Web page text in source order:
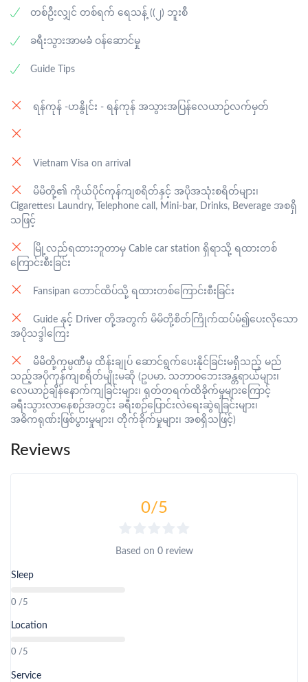
တစ်ဦးလျှင် တစ်ရက် ရေသန့် ((၂) ဘူးစီ
ခရီးသွားအာမခံ ဝန်ဆောင်မှု
Guide Tips
ရန်ကုန် -ဟနွိုင်း - ရန်ကုန် အသွားအပြန်လေယာဉ်လက်မှတ်
Vietnam Visa on arrival
မိမိတို့၏ ကိုယ်ပိုင်ကုန်ကျစရိတ်နှင့် အပိုအသုံးစရိတ်များ၊
Cigarettes၊ Laundry, Telephone call, Mini-bar, Drinks, Beverage အစရှိ
သဖြင့်
မြို့လည်ရထားဘူတာမှ Cable car station ရှိရာသို့ ရထားတစ်
ကြောင်းစီးခြင်း
Fansipan တောင်ထိပ်သို့ ရထားတစ်ကြောင်းစီးခြင်း
Guide နှင့် Driver တို့အတွက် မိမိတို့စိတ်ကြိုက်ထပ်မံ၍ပေးလိုသော
အပိုသဒ္ဒါကြေး
မိမိတို့ကုမ္ပဏီမှ ထိန်းချုပ် ဆောင်ရွက်ပေးနိုင်ခြင်းမရှိသည့် မည်
သည့်အပိုကုန်ကျစရိတ်မျိုးမဆို (ဥပမာ. သဘာဝဘေးအန္တရာယ်များ၊
လေယာဉ်ချိန်နောက်ကျခြင်းများ၊ ရုတ်တရက်ထိခိုက်မှုများကြောင့်
ခရီးသွားလာနေစဉ်အတွင်း ခရီးစဉ်ပြောင်းလဲရေးဆွဲရခြင်းများ၊
အဓိကရုဏ်းဖြစ်ပွားမှုများ၊ တိုက်ခိုက်မှုများ၊ အစရှိသဖြင့်)
Reviews
0/5
Based on 0 review
Sleep
0 /5
Location
0 /5
Service